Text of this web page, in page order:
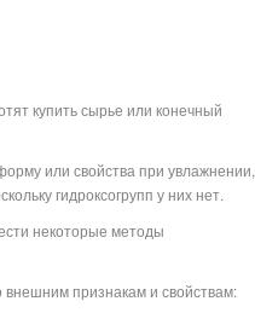
купить сырье или конечный
или свойства при увлажнении,
гидроксогрупп у них нет.
некоторые методы
признакам и свойствам: